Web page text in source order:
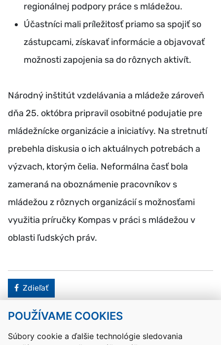
POUŽÍVAME COOKIES
Súbory cookie a ďalšie technológie sledovania
regionálnej podpory práce s mládežou.
Účastníci mali príležitosť priamo sa spojiť so
zástupcami, získavať informácie a objavovať
možnosti zapojenia sa do rôznych aktivít.
Národný inštitút vzdelávania a mládeže zároveň
dňa 25. októbra pripravil osobitné podujatie pre
mládežnícke organizácie a iniciatívy. Na stretnutí
prebehla diskusia o ich aktuálnych potrebách a
výzvach, ktorým čelia. Neformálna časť bola
zameraná na oboznámenie pracovníkov s
mládežou z rôznych organizácií s možnosťami
využitia príručky Kompas v práci s mládežou v
oblasti ľudských práv.
Facebook
Zdieľať